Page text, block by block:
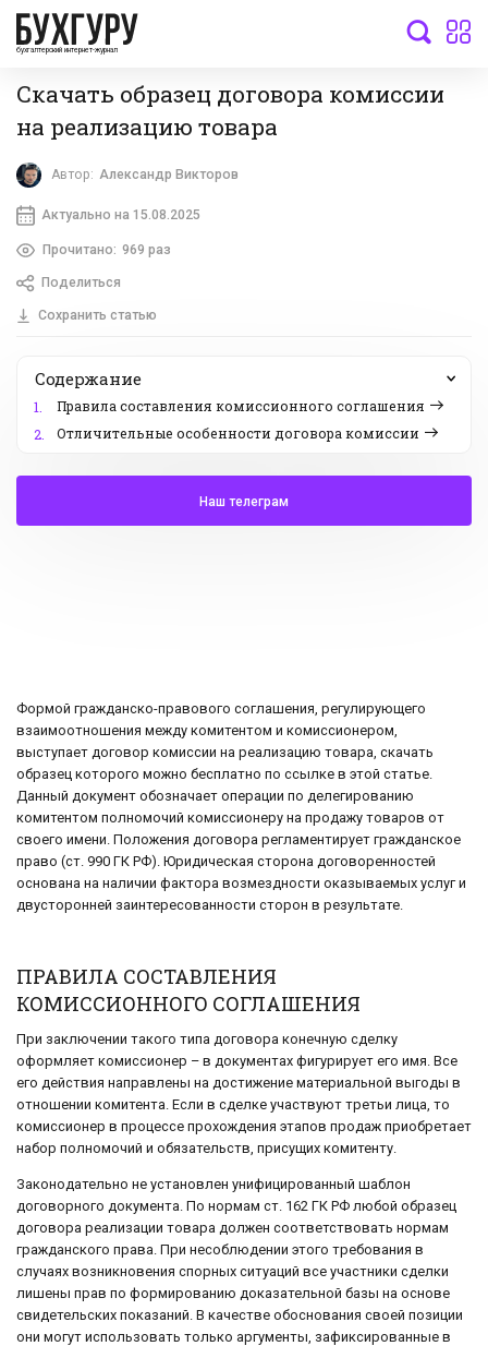
бухгалтерский интернет-журнал
Скачать образец договора комиссии
на реализацию товара
Автор: Александр Викторов
Актуально на 15.08.2025
Прочитано: 969 раз
Поделиться
Сохранить статью
Содержание
1.
Правила составления комиссионного соглашения
2.
Отличительные особенности договора комиссии
Наш телеграм
Формой гражданско-правового соглашения, регулирующего
взаимоотношения между комитентом и комиссионером,
выступает договор комиссии на реализацию товара, скачать
образец которого можно бесплатно по ссылке в этой статье.
Данный документ обозначает операции по делегированию
комитентом полномочий комиссионеру на продажу товаров от
своего имени. Положения договора регламентирует гражданское
право (ст. 990 ГК РФ). Юридическая сторона договоренностей
основана на наличии фактора возмездности оказываемых услуг и
двусторонней заинтересованности сторон в результате.
ПРАВИЛА СОСТАВЛЕНИЯ
КОМИССИОННОГО СОГЛАШЕНИЯ
При заключении такого типа договора конечную сделку
оформляет комиссионер – в документах фигурирует его имя. Все
его действия направлены на достижение материальной выгоды в
отношении комитента. Если в сделке участвуют третьи лица, то
комиссионер в процессе прохождения этапов продаж приобретает
набор полномочий и обязательств, присущих комитенту.
Законодательно не установлен унифицированный шаблон
договорного документа. По нормам ст. 162 ГК РФ любой образец
договора реализации товара должен соответствовать нормам
гражданского права. При несоблюдении этого требования в
случаях возникновения спорных ситуаций все участники сделки
лишены прав по формированию доказательной базы на основе
свидетельских показаний. В качестве обоснования своей позиции
они могут использовать только аргументы, зафиксированные в